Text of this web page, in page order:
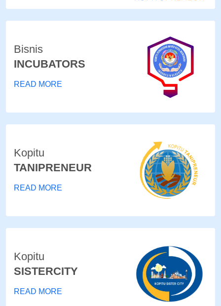
Bisnis
INCUBATORS
READ MORE
Kopitu
TANIPRENEUR
READ MORE
Kopitu
SISTERCITY
READ MORE